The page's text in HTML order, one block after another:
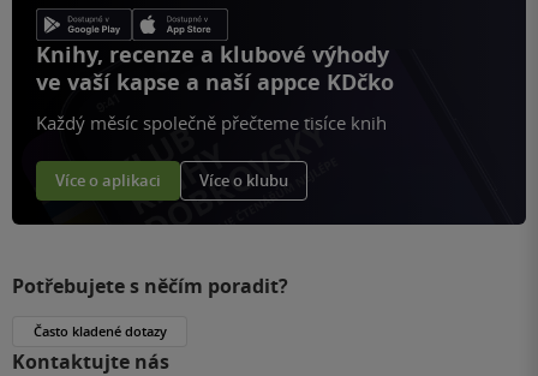
Knihy, recenze a klubové výhody
ve vaší kapse a naší appce KDčko
Každý měsíc společně přečteme tisíce knih
Více o aplikaci Více o klubu
Potřebujete s něčím poradit?
Často kladené dotazy
Kontaktujte nás